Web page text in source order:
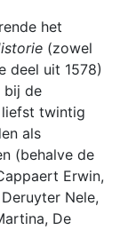
het
(zowel
deel uit 1578)
bij de
liefst twintig
als
(behalve de
Erwin,
Nele,
De